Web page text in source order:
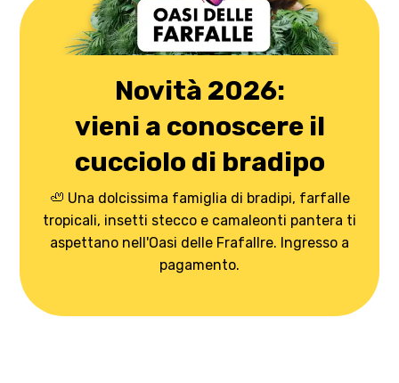
Novità 2026:
vieni a conoscere il
cucciolo di bradipo
🦥 Una dolcissima famiglia di bradipi, farfalle
tropicali, insetti stecco e camaleonti pantera ti
aspettano nell'Oasi delle Frafallre. Ingresso a
pagamento.